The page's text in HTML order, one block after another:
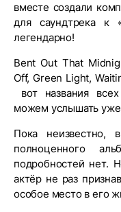
вместе создали
для саундтрека к
легендарно!
Bent Out That
Off, Green Light,
вот названия
можем услышать уже
Пока неизвестно,
полноценного
подробностей нет.
актёр не раз
особое место в его